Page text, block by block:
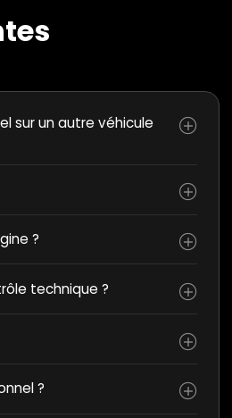
sur un autre véhicule
?
technique ?
?